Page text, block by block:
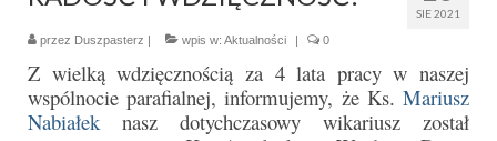
Informacje duszpasterskie
Piszą o nas
Remont kościoła
SIE 2021
przez Duszpasterz wpis w: Aktualności 0
Z wielką wdzięcznością za 4 lata pracy w naszej
wspólnocie parafialnej, informujemy, że Ks. Mariusz
Nabiałeknasz dotychczasowy wikariusz został